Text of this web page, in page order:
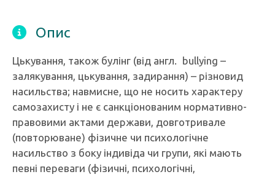
Опис
Цькування, також булінг (від англ. bullying –
залякування, цькування, задирання) – різновид
насильства; навмисне, що не носить характеру
самозахисту і не є санкціонованим нормативно-
правовими актами держави, довготривале
(повторюване) фізичне чи психологічне
насильство з боку індивіда чи групи, які мають
певні переваги (фізичні, психологічні,